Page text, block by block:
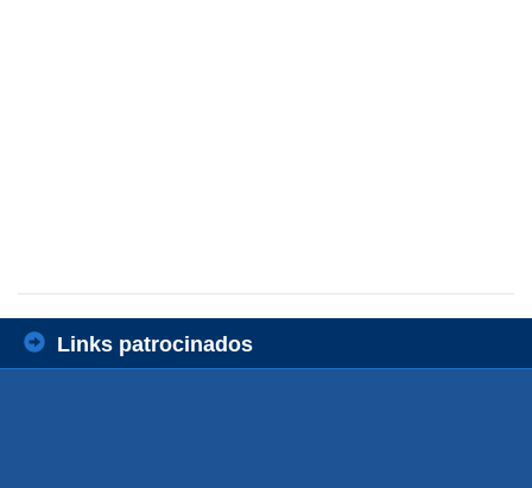
Links patrocinados